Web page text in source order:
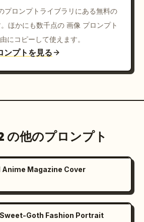
ミアムなエディトリアルポスターデザ
年 FIFA ワールドカップポスタ
のポートレート、ユニフォームを掴む
プロンプトライブラリにある無料の
ほかにも数千点の 画像 プロンプト
にコピーして使えます。
ンプトを見る
の他のプロンプト
Magazine Cover
Goth Fashion Portrait